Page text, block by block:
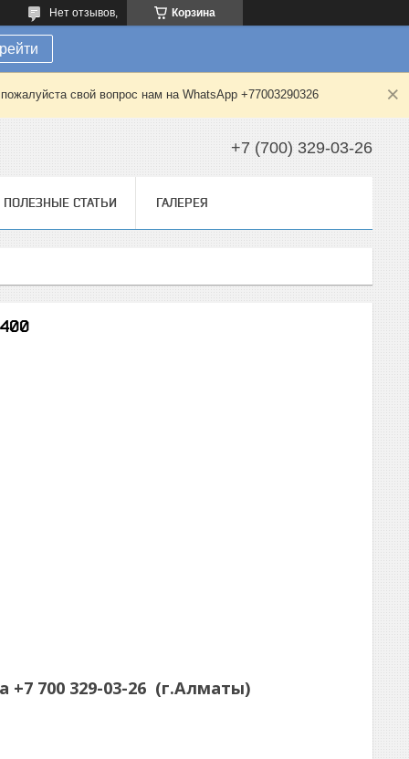
Корзина
Нет отзывов,
свой вопрос нам на WhatsApp +77003290326
+7 (700) 329-03-26
ПОЛЕЗНЫЕ СТАТЬИ ГАЛЕРЕЯ
+7 700 329-03-26 (г.Алматы)